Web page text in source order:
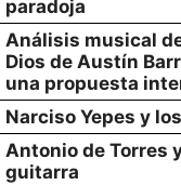
paradoja
Análisis musical
Dios de Austín
una propuesta
Narciso Yepes y
Antonio de Torres
guitarra